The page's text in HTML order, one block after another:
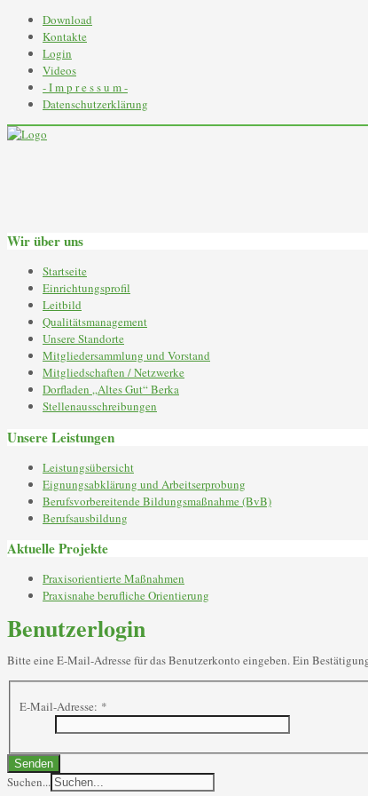
Download
Kontakte
Login
Videos
- I m p r e s s u m -
Datenschutzerklärung
Wir über uns
Startseite
Einrichtungsprofil
Leitbild
Qualitätsmanagement
Unsere Standorte
Mitgliedersammlung und Vorstand
Mitgliedschaften / Netzwerke
Dorfladen „Altes Gut“ Berka
Stellenausschreibungen
Unsere Leistungen
Leistungsübersicht
Eignungsabklärung und Arbeitserprobung
Berufsvorbereitende Bildungsmaßnahme (BvB)
Berufsausbildung
Aktuelle Projekte
Praxisorientierte Maßnahmen
Praxisnahe berufliche Orientierung
Benutzerlogin
Bitte eine E-Mail-Adresse für das Benutzerkonto eingeben. Ein
E-Mail-Adresse: *
Senden
Suchen...